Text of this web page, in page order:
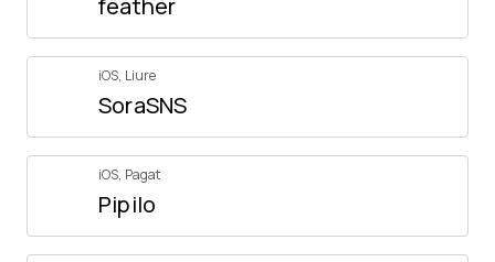
feather
iOS, Liure
SoraSNS
iOS, Pagat
Pipilo